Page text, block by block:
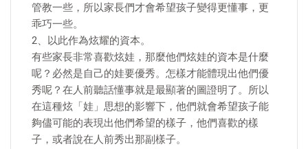
管教一些，所以家長們才會希望孩子變得更懂事，更
乖巧一些。
2、以此作為炫耀的資本。
有些家長非常喜歡炫娃，那麼他們炫娃的資本是什麼
呢？必然是自己的娃要優秀。怎樣才能體現出他們優
秀呢？在人前聽話懂事就是最顯著的圖證明了。所以
在這種炫「娃」思想的影響下，他們就會希望孩子能
夠儘可能的表現出他們希望的樣子，他們喜歡的樣
子，或者說在人前秀出那副樣子。